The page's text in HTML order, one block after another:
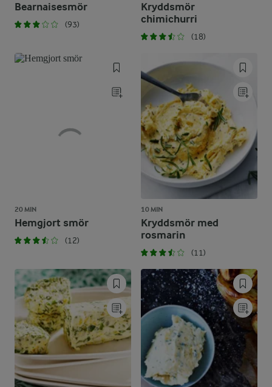
Bearnaisesmör
(93)
Kryddsmör
chimichurri
(18)
20 MIN
Hemgjort smör
(12)
10 MIN
Kryddsmör med
rosmarin
(11)